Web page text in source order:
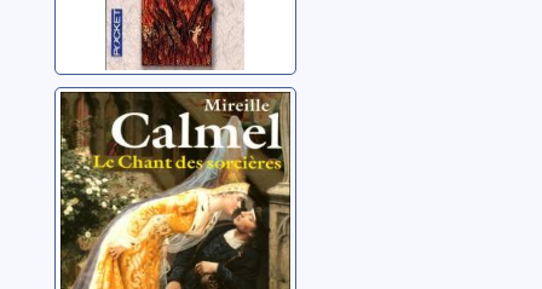
Le chant des
sorcières: 02
Calmel, Mireille